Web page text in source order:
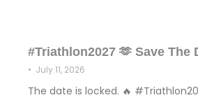
#Triathlon2027 🫶 Save The
• July 11, 2026
The date is locked. 🔥